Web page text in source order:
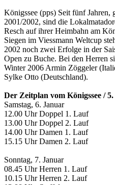
Königssee (pps) Seit fünf Jahren,
2001/2002, sind die
Resch auf ihrer Heimbahn am
Siegen im Viessmann Weltcup
2002 noch zwei Erfolge in der
Open zu Buche. Bei den Herren
Winter 2006 Armin Zöggeler
Sylke Otto (Deutschland).
Der Zeitplan vom Königssee /
Samstag, 6. Januar
12.00 Uhr Doppel 1. Lauf
13.00 Uhr Doppel 2. Lauf
14.00 Uhr Damen 1. Lauf
15.15 Uhr Damen 2. Lauf
Sonntag, 7. Januar
08.45 Uhr Herren 1. Lauf
10.15 Uhr Herren 2. Lauf